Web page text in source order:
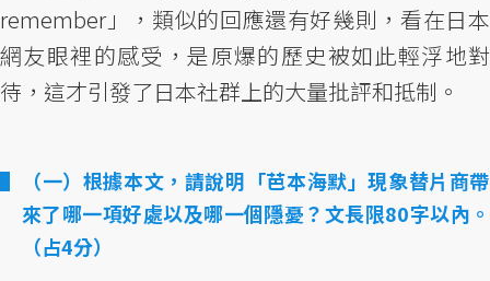
remember」，類似的回應還有好幾則，看在日本
網友眼裡的感受，是原爆的歷史被如此輕浮地對
待，這才引發了日本社群上的大量批評和抵制。
（一）根據本文，請說明「芭本海默」現象替片商帶
來了哪一項好處以及哪一個隱憂？文長限80字以內。
（占4分）